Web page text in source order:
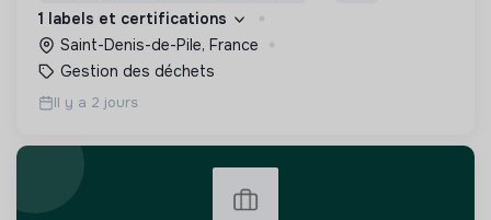
1 labels et certifications
Saint-Denis-de-Pile, France
Gestion des déchets
Il y a 2 jours